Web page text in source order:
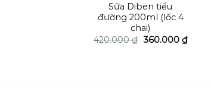
Sữa Diben tiểu
đường 200ml (lốc 4
chai)
420.000₫ Giá
360.000 ₫Giá
hiện